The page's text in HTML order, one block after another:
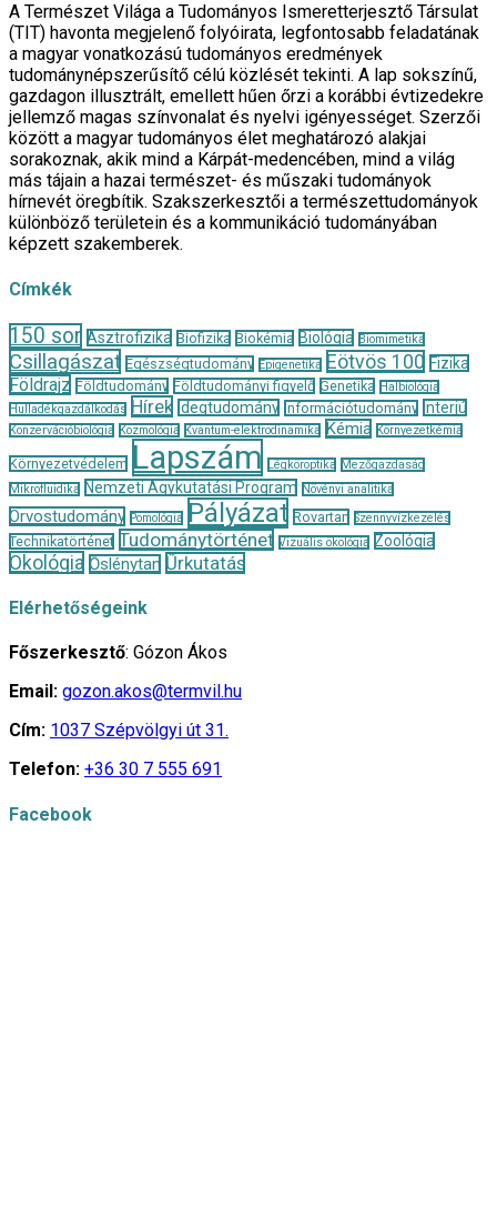
A Természet Világa a Tudományos Ismeretterjesztő Társulat
(TIT) havonta megjelenő folyóirata, legfontosabb feladatának
a magyar vonatkozású tudományos eredmények
tudománynépszerűsítő célú közlését tekinti. A lap sokszínű,
gazdagon illusztrált, emellett hűen őrzi a korábbi évtizedekre
jellemző magas színvonalat és nyelvi igényességet. Szerzői
között a magyar tudományos élet meghatározó alakjai
sorakoznak, akik mind a Kárpát-medencében, mind a világ
más tájain a hazai természet- és műszaki tudományok
hírnevét öregbítik. Szakszerkesztői a természettudományok
különböző területein és a kommunikáció tudományában
képzett szakemberek.
Címkék
150 sor Asztrofizika Biofizika Biokémia Biológia Biomimetika
Csillagászat Egészségtudomány Epigenetika Eötvös 100 Fizika
Földrajz Földtudomány Földtudományi figyelő Genetika
Halbiológia
Hulladékgazdálkodás
Hírek Idegtudomány Információtudomány Interjú
Konzervációbiológia Kozmológia Kvantum-elektrodinamika Kémia Környezetkémia
Környezetvédelem Lapszám Légköroptika
Mezőgazdaság
Mikrofluidika
Nemzeti Agykutatási Program Növényi analitika
Orvostudomány Pomológia Pályázat Rovartan Szennyvízkezelés
Technikatörténet Tudománytörténet Vizuális ökológia Zoológia
Ökológia Őslénytan Űrkutatás
Elérhetőségeink
Főszerkesztő: Gózon Ákos
Email: gozon.akos@termvil.hu
Cím: 1037 Szépvölgyi út 31.
Telefon: +36 30 7 555 691
Facebook